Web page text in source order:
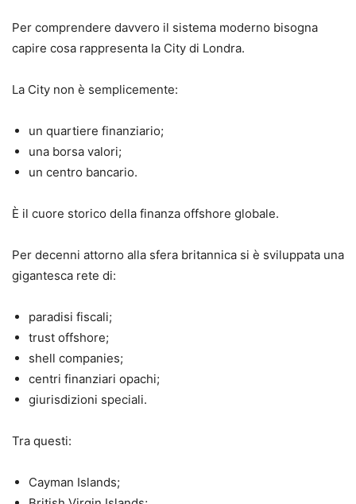
Per comprendere davvero il sistema moderno bisogna
capire cosa rappresenta la City di Londra.
La City non è semplicemente:
un quartiere finanziario;
una borsa valori;
un centro bancario.
È il cuore storico della finanza offshore globale.
Per decenni attorno alla sfera britannica si è sviluppata una
gigantesca rete di:
paradisi fiscali;
trust offshore;
shell companies;
centri finanziari opachi;
giurisdizioni speciali.
Tra questi:
Cayman Islands;